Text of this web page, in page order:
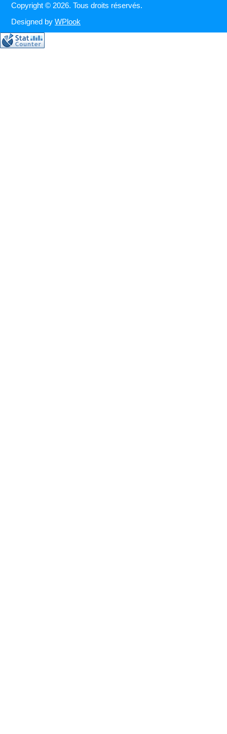
Copyright © 2026. Tous droits réservés.
Designed byWPlook